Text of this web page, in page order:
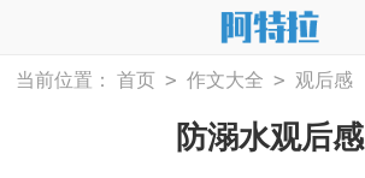
当前位置： 首页 > 作文大全 > 观后感
防溺水观后感